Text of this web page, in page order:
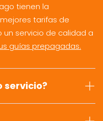
tienen la
tarifas de
servicio de calidad a
guías prepagadas.
servicio?